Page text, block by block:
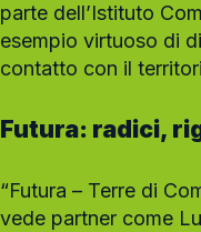
parte dell’Istituto
esempio virtuoso di
contatto con il
Futura: radici,
“Futura – Terre di
vede partner come